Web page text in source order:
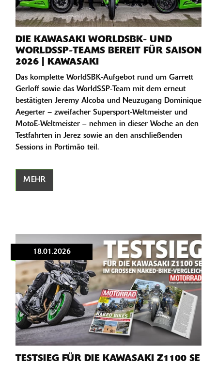
DIE KAWASAKI WORLDSBK- UND
WORLDSSP-TEAMS BEREIT FÜR SAISON
2026 | KAWASAKI
Das komplette WorldSBK-Aufgebot rund um Garrett
Gerloff sowie das WorldSSP-Team mit dem erneut
bestätigten Jeremy Alcoba und Neuzugang Dominique
Aegerter – zweifacher Supersport-Weltmeister und
MotoE-Weltmeister – nehmen in dieser Woche an den
Testfahrten in Jerez sowie an den anschließenden
Sessions in Portimão teil.
MEHR
18.01.2026
TESTSIEG FÜR DIE KAWASAKI Z1100 SE